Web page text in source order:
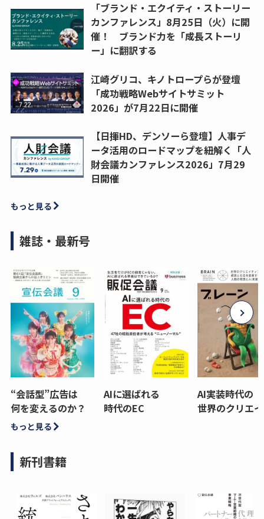
「ブランド・エクイティ・ストーリー
カンファレンス」8月25日（火）に開
催！ ブランド力を「成長ストーリ
ー」に翻訳する
江崎グリコ、キノトロープらが登壇
「成功戦略Webサイトサミット
2026」が7月22日に開催
【日揮HD、デンソーら登壇】人事デ
ータ活用のロードマップを紐解く「人
財会議カンファレンス2026」7月29
日開催
もっと見る
雑誌・最新号
“会話型”広告は
何を変えるのか？
AIに選ばれる
時代のEC
AI実装時代の
世界のクリエ
もっと見る
新刊書籍